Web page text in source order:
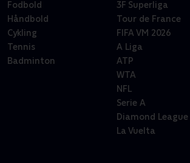
Fodbold
Håndbold
Cykling
Tennis
Badminton
3F Superliga
Tour de France
FIFA VM 2026
A Liga
ATP
WTA
NFL
Serie A
Diamond League
La Vuelta